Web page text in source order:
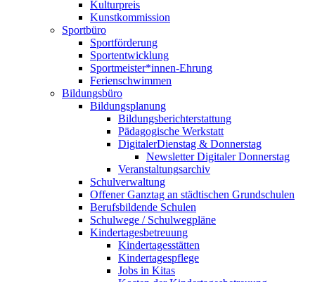
Kulturpreis
Kunstkommission
Sportbüro
Sportförderung
Sportentwicklung
Sportmeister*innen-Ehrung
Ferienschwimmen
Bildungsbüro
Bildungsplanung
Bildungsberichterstattung
Pädagogische Werkstatt
DigitalerDienstag & Donnerstag
Newsletter Digitaler Donnerstag
Veranstaltungsarchiv
Schulverwaltung
Offener Ganztag an städtischen Grundschulen
Berufsbildende Schulen
Schulwege / Schulwegpläne
Kindertagesbetreuung
Kindertagesstätten
Kindertagespflege
Jobs in Kitas